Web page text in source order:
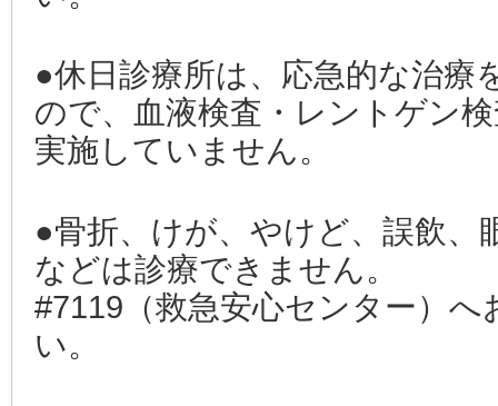
●休日診療所は、応急的な治療
ので、血液検査・レントゲン
実施していません。
●骨折、けが、やけど、誤飲、
などは診療できません。
#7119（救急安心センター）へ
い。